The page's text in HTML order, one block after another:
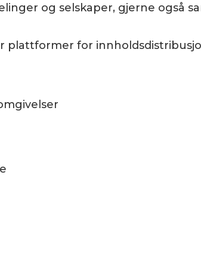
og selskaper, gjerne også
plattformer for